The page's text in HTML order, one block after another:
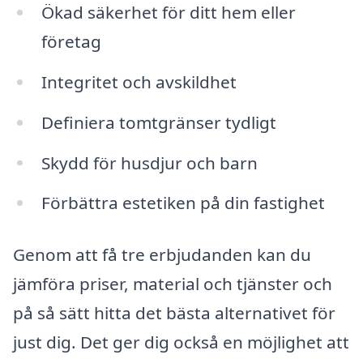
Ökad säkerhet för ditt hem eller
företag
Integritet och avskildhet
Definiera tomtgränser tydligt
Skydd för husdjur och barn
Förbättra estetiken på din fastighet
Genom att få tre erbjudanden kan du
jämföra priser, material och tjänster och
på så sätt hitta det bästa alternativet för
just dig. Det ger dig också en möjlighet att